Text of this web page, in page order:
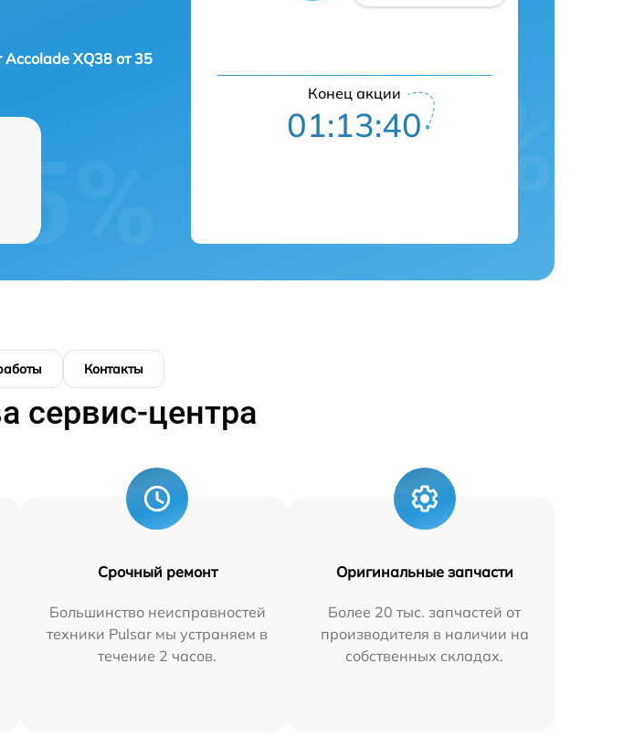
Accolade XQ38 от 35
Конец акции
01:13:39
Контакты
сервис-центра
Срочный ремонт
Большинство неисправностей
техники Pulsar мы устраняем в
течение 2 часов.
Оригинальные запчасти
Более 20 тыс. запчастей от
производителя в наличии на
собственных складах.